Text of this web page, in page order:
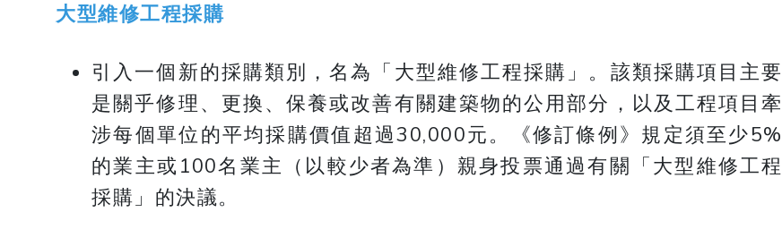
大型維修工程採購
引入一個新的採購類別，名為「大型維修工程採購」。該類採購項目主要
是關乎修理、更換、保養或改善有關建築物的公用部分，以及工程項目牽
涉每個單位的平均採購價值超過30,000元。《修訂條例》規定須至少5%
的業主或100名業主（以較少者為準）親身投票通過有關「大型維修工程
採購」的決議。